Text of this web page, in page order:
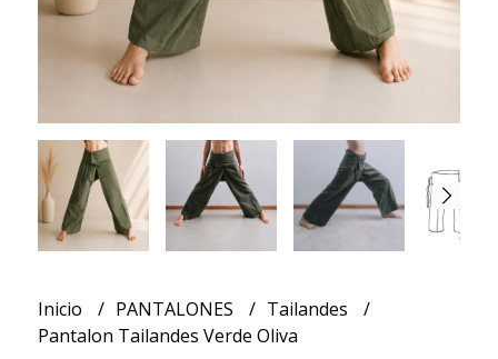
Inicio PANTALONES
Tailandes
Pantalon Tailandes Verde Oliva